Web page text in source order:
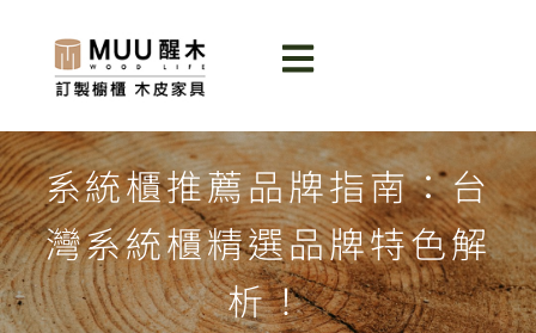
系統櫃推薦品牌指南：台
灣系統櫃精選品牌特色解
析！